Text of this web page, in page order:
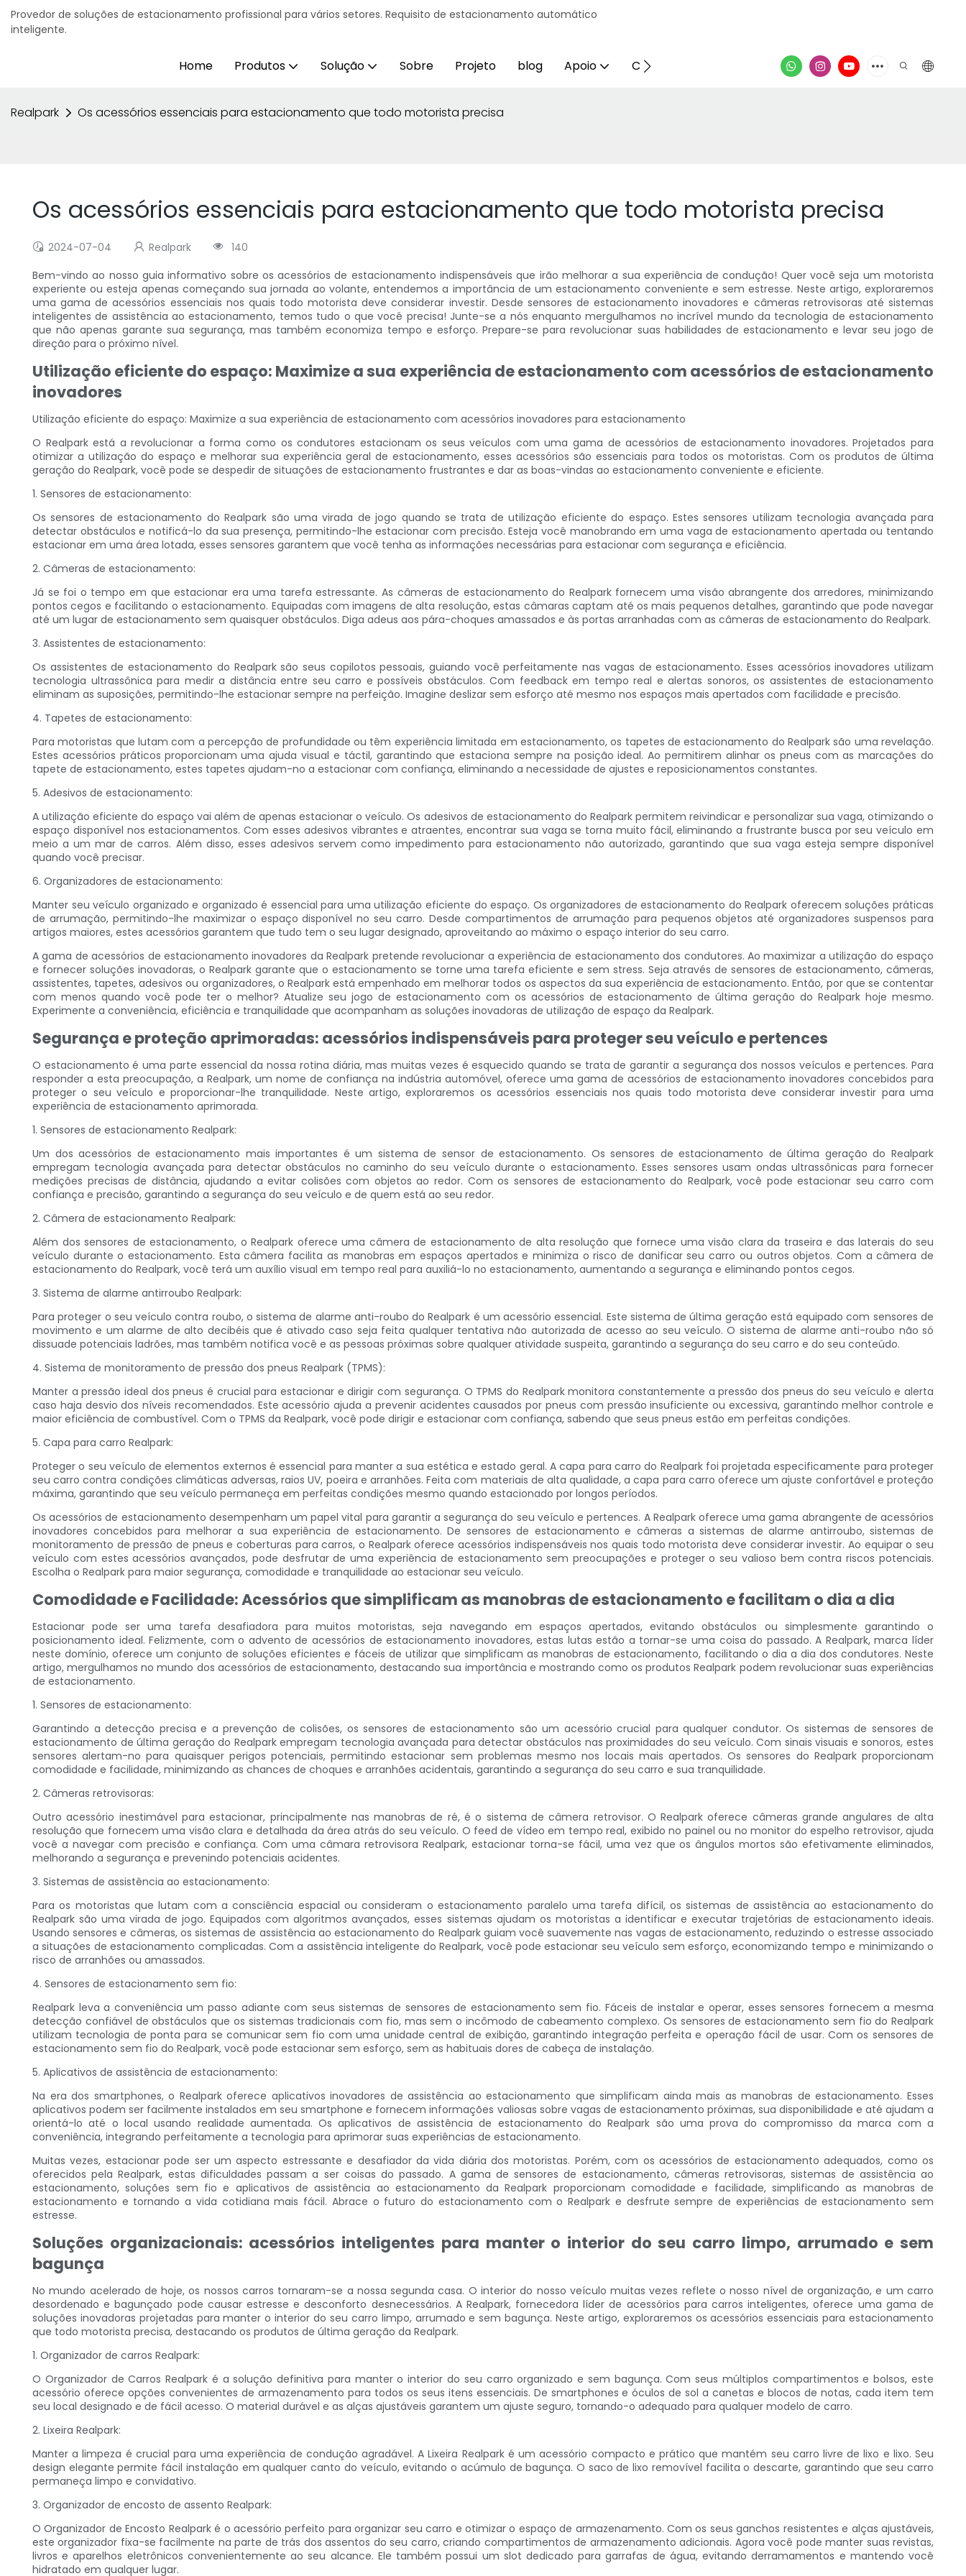
Provedor de soluções de estacionamento profissional para vários setores. Requisito de estacionamento automático
inteligente.
Home Produtos Solução Sobre Projeto blog Apoio Contato
Realpark Os acessórios essenciais para estacionamento que todo motorista precisa
Os acessórios essenciais para estacionamento que todo motorista precisa
2024-07-04 Realpark
140
Bem-vindo ao nosso guia informativo sobre os acessórios de estacionamento indispensáveis ​​que irão melhorar a sua experiência de condução! Quer você seja um motorista
experiente ou esteja apenas começando sua jornada ao volante, entendemos a importância de um estacionamento conveniente e sem estresse. Neste artigo, exploraremos
uma gama de acessórios essenciais nos quais todo motorista deve considerar investir. Desde sensores de estacionamento inovadores e câmeras retrovisoras até sistemas
inteligentes de assistência ao estacionamento, temos tudo o que você precisa! Junte-se a nós enquanto mergulhamos no incrível mundo da tecnologia de estacionamento
que não apenas garante sua segurança, mas também economiza tempo e esforço. Prepare-se para revolucionar suas habilidades de estacionamento e levar seu jogo de
direção para o próximo nível.
Utilização eficiente do espaço: Maximize a sua experiência de estacionamento com acessórios de estacionamento
inovadores
Utilização eficiente do espaço: Maximize a sua experiência de estacionamento com acessórios inovadores para estacionamento
O Realpark está a revolucionar a forma como os condutores estacionam os seus veículos com uma gama de acessórios de estacionamento inovadores. Projetados para
otimizar a utilização do espaço e melhorar sua experiência geral de estacionamento, esses acessórios são essenciais para todos os motoristas. Com os produtos de última
geração do Realpark, você pode se despedir de situações de estacionamento frustrantes e dar as boas-vindas ao estacionamento conveniente e eficiente.
1. Sensores de estacionamento:
Os sensores de estacionamento do Realpark são uma virada de jogo quando se trata de utilização eficiente do espaço. Estes sensores utilizam tecnologia avançada para
detectar obstáculos e notificá-lo da sua presença, permitindo-lhe estacionar com precisão. Esteja você manobrando em uma vaga de estacionamento apertada ou tentando
estacionar em uma área lotada, esses sensores garantem que você tenha as informações necessárias para estacionar com segurança e eficiência.
2. Câmeras de estacionamento:
Já se foi o tempo em que estacionar era uma tarefa estressante. As câmeras de estacionamento do Realpark fornecem uma visão abrangente dos arredores, minimizando
pontos cegos e facilitando o estacionamento. Equipadas com imagens de alta resolução, estas câmaras captam até os mais pequenos detalhes, garantindo que pode navegar
até um lugar de estacionamento sem quaisquer obstáculos. Diga adeus aos pára-choques amassados ​​e às portas arranhadas com as câmeras de estacionamento do Realpark.
3. Assistentes de estacionamento:
Os assistentes de estacionamento do Realpark são seus copilotos pessoais, guiando você perfeitamente nas vagas de estacionamento. Esses acessórios inovadores utilizam
tecnologia ultrassônica para medir a distância entre seu carro e possíveis obstáculos. Com feedback em tempo real e alertas sonoros, os assistentes de estacionamento
eliminam as suposições, permitindo-lhe estacionar sempre na perfeição. Imagine deslizar sem esforço até mesmo nos espaços mais apertados com facilidade e precisão.
4. Tapetes de estacionamento:
Para motoristas que lutam com a percepção de profundidade ou têm experiência limitada em estacionamento, os tapetes de estacionamento do Realpark são uma revelação.
Estes acessórios práticos proporcionam uma ajuda visual e táctil, garantindo que estaciona sempre na posição ideal. Ao permitirem alinhar os pneus com as marcações do
tapete de estacionamento, estes tapetes ajudam-no a estacionar com confiança, eliminando a necessidade de ajustes e reposicionamentos constantes.
5. Adesivos de estacionamento:
A utilização eficiente do espaço vai além de apenas estacionar o veículo. Os adesivos de estacionamento do Realpark permitem reivindicar e personalizar sua vaga, otimizando o
espaço disponível nos estacionamentos. Com esses adesivos vibrantes e atraentes, encontrar sua vaga se torna muito fácil, eliminando a frustrante busca por seu veículo em
meio a um mar de carros. Além disso, esses adesivos servem como impedimento para estacionamento não autorizado, garantindo que sua vaga esteja sempre disponível
quando você precisar.
6. Organizadores de estacionamento:
Manter seu veículo organizado e organizado é essencial para uma utilização eficiente do espaço. Os organizadores de estacionamento do Realpark oferecem soluções práticas
de arrumação, permitindo-lhe maximizar o espaço disponível no seu carro. Desde compartimentos de arrumação para pequenos objetos até organizadores suspensos para
artigos maiores, estes acessórios garantem que tudo tem o seu lugar designado, aproveitando ao máximo o espaço interior do seu carro.
A gama de acessórios de estacionamento inovadores da Realpark pretende revolucionar a experiência de estacionamento dos condutores. Ao maximizar a utilização do espaço
e fornecer soluções inovadoras, o Realpark garante que o estacionamento se torne uma tarefa eficiente e sem stress. Seja através de sensores de estacionamento, câmeras,
assistentes, tapetes, adesivos ou organizadores, o Realpark está empenhado em melhorar todos os aspectos da sua experiência de estacionamento. Então, por que se contentar
com menos quando você pode ter o melhor? Atualize seu jogo de estacionamento com os acessórios de estacionamento de última geração do Realpark hoje mesmo.
Experimente a conveniência, eficiência e tranquilidade que acompanham as soluções inovadoras de utilização de espaço da Realpark.
Segurança e proteção aprimoradas: acessórios indispensáveis ​​para proteger seu veículo e pertences
O estacionamento é uma parte essencial da nossa rotina diária, mas muitas vezes é esquecido quando se trata de garantir a segurança dos nossos veículos e pertences. Para
responder a esta preocupação, a Realpark, um nome de confiança na indústria automóvel, oferece uma gama de acessórios de estacionamento inovadores concebidos para
proteger o seu veículo e proporcionar-lhe tranquilidade. Neste artigo, exploraremos os acessórios essenciais nos quais todo motorista deve considerar investir para uma
experiência de estacionamento aprimorada.
1. Sensores de estacionamento Realpark:
Um dos acessórios de estacionamento mais importantes é um sistema de sensor de estacionamento. Os sensores de estacionamento de última geração do Realpark
empregam tecnologia avançada para detectar obstáculos no caminho do seu veículo durante o estacionamento. Esses sensores usam ondas ultrassônicas para fornecer
medições precisas de distância, ajudando a evitar colisões com objetos ao redor. Com os sensores de estacionamento do Realpark, você pode estacionar seu carro com
confiança e precisão, garantindo a segurança do seu veículo e de quem está ao seu redor.
2. Câmera de estacionamento Realpark:
Além dos sensores de estacionamento, o Realpark oferece uma câmera de estacionamento de alta resolução que fornece uma visão clara da traseira e das laterais do seu
veículo durante o estacionamento. Esta câmera facilita as manobras em espaços apertados e minimiza o risco de danificar seu carro ou outros objetos. Com a câmera de
estacionamento do Realpark, você terá um auxílio visual em tempo real para auxiliá-lo no estacionamento, aumentando a segurança e eliminando pontos cegos.
3. Sistema de alarme antirroubo Realpark:
Para proteger o seu veículo contra roubo, o sistema de alarme anti-roubo do Realpark é um acessório essencial. Este sistema de última geração está equipado com sensores de
movimento e um alarme de alto decibéis que é ativado caso seja feita qualquer tentativa não autorizada de acesso ao seu veículo. O sistema de alarme anti-roubo não só
dissuade potenciais ladrões, mas também notifica você e as pessoas próximas sobre qualquer atividade suspeita, garantindo a segurança do seu carro e do seu conteúdo.
4. Sistema de monitoramento de pressão dos pneus Realpark (TPMS):
Manter a pressão ideal dos pneus é crucial para estacionar e dirigir com segurança. O TPMS do Realpark monitora constantemente a pressão dos pneus do seu veículo e alerta
caso haja desvio dos níveis recomendados. Este acessório ajuda a prevenir acidentes causados ​​por pneus com pressão insuficiente ou excessiva, garantindo melhor controle e
maior eficiência de combustível. Com o TPMS da Realpark, você pode dirigir e estacionar com confiança, sabendo que seus pneus estão em perfeitas condições.
5. Capa para carro Realpark:
Proteger o seu veículo de elementos externos é essencial para manter a sua estética e estado geral. A capa para carro do Realpark foi projetada especificamente para proteger
seu carro contra condições climáticas adversas, raios UV, poeira e arranhões. Feita com materiais de alta qualidade, a capa para carro oferece um ajuste confortável e proteção
máxima, garantindo que seu veículo permaneça em perfeitas condições mesmo quando estacionado por longos períodos.
Os acessórios de estacionamento desempenham um papel vital para garantir a segurança do seu veículo e pertences. A Realpark oferece uma gama abrangente de acessórios
inovadores concebidos para melhorar a sua experiência de estacionamento. De sensores de estacionamento e câmeras a sistemas de alarme antirroubo, sistemas de
monitoramento de pressão de pneus e coberturas para carros, o Realpark oferece acessórios indispensáveis ​​nos quais todo motorista deve considerar investir. Ao equipar o seu
veículo com estes acessórios avançados, pode desfrutar de uma experiência de estacionamento sem preocupações e proteger o seu valioso bem contra riscos potenciais.
Escolha o Realpark para maior segurança, comodidade e tranquilidade ao estacionar seu veículo.
Comodidade e Facilidade: Acessórios que simplificam as manobras de estacionamento e facilitam o dia a dia
Estacionar pode ser uma tarefa desafiadora para muitos motoristas, seja navegando em espaços apertados, evitando obstáculos ou simplesmente garantindo o
posicionamento ideal. Felizmente, com o advento de acessórios de estacionamento inovadores, estas lutas estão a tornar-se uma coisa do passado. A Realpark, marca líder
neste domínio, oferece um conjunto de soluções eficientes e fáceis de utilizar que simplificam as manobras de estacionamento, facilitando o dia a dia dos condutores. Neste
artigo, mergulhamos no mundo dos acessórios de estacionamento, destacando sua importância e mostrando como os produtos Realpark podem revolucionar suas experiências
de estacionamento.
1. Sensores de estacionamento:
Garantindo a detecção precisa e a prevenção de colisões, os sensores de estacionamento são um acessório crucial para qualquer condutor. Os sistemas de sensores de
estacionamento de última geração do Realpark empregam tecnologia avançada para detectar obstáculos nas proximidades do seu veículo. Com sinais visuais e sonoros, estes
sensores alertam-no para quaisquer perigos potenciais, permitindo estacionar sem problemas mesmo nos locais mais apertados. Os sensores do Realpark proporcionam
comodidade e facilidade, minimizando as chances de choques e arranhões acidentais, garantindo a segurança do seu carro e sua tranquilidade.
2. Câmeras retrovisoras:
Outro acessório inestimável para estacionar, principalmente nas manobras de ré, é o sistema de câmera retrovisor. O Realpark oferece câmeras grande angulares de alta
resolução que fornecem uma visão clara e detalhada da área atrás do seu veículo. O feed de vídeo em tempo real, exibido no painel ou no monitor do espelho retrovisor, ajuda
você a navegar com precisão e confiança. Com uma câmara retrovisora ​​Realpark, estacionar torna-se fácil, uma vez que os ângulos mortos são efetivamente eliminados,
melhorando a segurança e prevenindo potenciais acidentes.
3. Sistemas de assistência ao estacionamento:
Para os motoristas que lutam com a consciência espacial ou consideram o estacionamento paralelo uma tarefa difícil, os sistemas de assistência ao estacionamento do
Realpark são uma virada de jogo. Equipados com algoritmos avançados, esses sistemas ajudam os motoristas a identificar e executar trajetórias de estacionamento ideais.
Usando sensores e câmeras, os sistemas de assistência ao estacionamento do Realpark guiam você suavemente nas vagas de estacionamento, reduzindo o estresse associado
a situações de estacionamento complicadas. Com a assistência inteligente do Realpark, você pode estacionar seu veículo sem esforço, economizando tempo e minimizando o
risco de arranhões ou amassados.
4. Sensores de estacionamento sem fio:
Realpark leva a conveniência um passo adiante com seus sistemas de sensores de estacionamento sem fio. Fáceis de instalar e operar, esses sensores fornecem a mesma
detecção confiável de obstáculos que os sistemas tradicionais com fio, mas sem o incômodo de cabeamento complexo. Os sensores de estacionamento sem fio do Realpark
utilizam tecnologia de ponta para se comunicar sem fio com uma unidade central de exibição, garantindo integração perfeita e operação fácil de usar. Com os sensores de
estacionamento sem fio do Realpark, você pode estacionar sem esforço, sem as habituais dores de cabeça de instalação.
5. Aplicativos de assistência de estacionamento:
Na era dos smartphones, o Realpark oferece aplicativos inovadores de assistência ao estacionamento que simplificam ainda mais as manobras de estacionamento. Esses
aplicativos podem ser facilmente instalados em seu smartphone e fornecem informações valiosas sobre vagas de estacionamento próximas, sua disponibilidade e até ajudam a
orientá-lo até o local usando realidade aumentada. Os aplicativos de assistência de estacionamento do Realpark são uma prova do compromisso da marca com a
conveniência, integrando perfeitamente a tecnologia para aprimorar suas experiências de estacionamento.
Muitas vezes, estacionar pode ser um aspecto estressante e desafiador da vida diária dos motoristas. Porém, com os acessórios de estacionamento adequados, como os
oferecidos pela Realpark, estas dificuldades passam a ser coisas do passado. A gama de sensores de estacionamento, câmeras retrovisoras, sistemas de assistência ao
estacionamento, soluções sem fio e aplicativos de assistência ao estacionamento da Realpark proporcionam comodidade e facilidade, simplificando as manobras de
estacionamento e tornando a vida cotidiana mais fácil. Abrace o futuro do estacionamento com o Realpark e desfrute sempre de experiências de estacionamento sem
estresse.
Soluções organizacionais: acessórios inteligentes para manter o interior do seu carro limpo, arrumado e sem
bagunça
No mundo acelerado de hoje, os nossos carros tornaram-se a nossa segunda casa. O interior do nosso veículo muitas vezes reflete o nosso nível de organização, e um carro
desordenado e bagunçado pode causar estresse e desconforto desnecessários. A Realpark, fornecedora líder de acessórios para carros inteligentes, oferece uma gama de
soluções inovadoras projetadas para manter o interior do seu carro limpo, arrumado e sem bagunça. Neste artigo, exploraremos os acessórios essenciais para estacionamento
que todo motorista precisa, destacando os produtos de última geração da Realpark.
1. Organizador de carros Realpark:
O Organizador de Carros Realpark é a solução definitiva para manter o interior do seu carro organizado e sem bagunça. Com seus múltiplos compartimentos e bolsos, este
acessório oferece opções convenientes de armazenamento para todos os seus itens essenciais. De smartphones e óculos de sol a canetas e blocos de notas, cada item tem
seu local designado e de fácil acesso. O material durável e as alças ajustáveis ​​garantem um ajuste seguro, tornando-o adequado para qualquer modelo de carro.
2. Lixeira Realpark:
Manter a limpeza é crucial para uma experiência de condução agradável. A Lixeira Realpark é um acessório compacto e prático que mantém seu carro livre de lixo e lixo. Seu
design elegante permite fácil instalação em qualquer canto do veículo, evitando o acúmulo de bagunça. O saco de lixo removível facilita o descarte, garantindo que seu carro
permaneça limpo e convidativo.
3. Organizador de encosto de assento Realpark:
O Organizador de Encosto Realpark é o acessório perfeito para organizar seu carro e otimizar o espaço de armazenamento. Com os seus ganchos resistentes e alças ajustáveis,
este organizador fixa-se facilmente na parte de trás dos assentos do seu carro, criando compartimentos de armazenamento adicionais. Agora você pode manter suas revistas,
livros e aparelhos eletrônicos convenientemente ao seu alcance. Ele também possui um slot dedicado para garrafas de água, evitando derramamentos e mantendo você
hidratado em qualquer lugar.